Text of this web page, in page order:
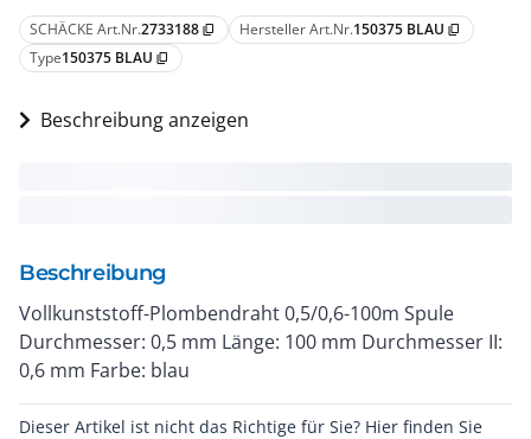
SCHÄCKE Art.Nr.2733188 content_copy Hersteller Art.Nr.150375 BLAU content_copy
Type150375 BLAU content_copy
Beschreibung anzeigen
Beschreibung
Vollkunststoff-Plombendraht 0,5/0,6-100m Spule
Durchmesser: 0,5 mm Länge: 100 mm Durchmesser II:
0,6 mm Farbe: blau
Dieser Artikel ist nicht das Richtige für Sie? Hier finden Sie